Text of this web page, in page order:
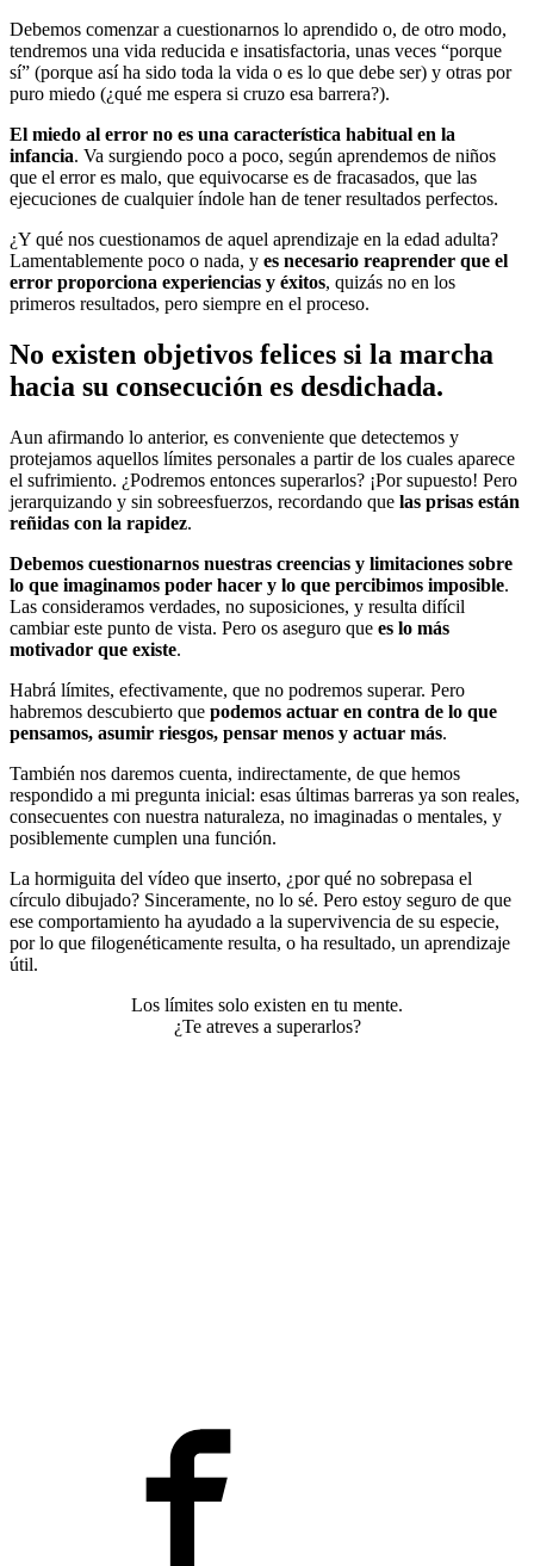
Debemos comenzar a cuestionarnos lo aprendido o, de otro modo,
tendremos una vida reducida e insatisfactoria, unas veces “porque
sí” (porque así ha sido toda la vida o es lo que debe ser) y otras por
puro miedo (¿qué me espera si cruzo esa barrera?).
El miedo al error no es una característica habitual en la
infancia. Va surgiendo poco a poco, según aprendemos de niños
que el error es malo, que equivocarse es de fracasados, que las
ejecuciones de cualquier índole han de tener resultados perfectos.
¿Y qué nos cuestionamos de aquel aprendizaje en la edad adulta?
Lamentablemente poco o nada, y es necesario reaprender que el
error proporciona experiencias y éxitos, quizás no en los
primeros resultados, pero siempre en el proceso.
No existen objetivos felices si la marcha
hacia su consecución es desdichada.
Aun afirmando lo anterior, es conveniente que detectemos y
protejamos aquellos límites personales a partir de los cuales aparece
el sufrimiento. ¿Podremos entonces superarlos? ¡Por supuesto! Pero
jerarquizando y sin sobreesfuerzos, recordando que las prisas están
reñidas con la rapidez.
Debemos cuestionarnos nuestras creencias y limitaciones sobre
lo que imaginamos poder hacer y lo que percibimos imposible.
Las consideramos verdades, no suposiciones, y resulta difícil
cambiar este punto de vista. Pero os aseguro que es lo más
motivador que existe.
Habrá límites, efectivamente, que no podremos superar. Pero
habremos descubierto que podemos actuar en contra de lo que
pensamos, asumir riesgos, pensar menos y actuar más.
También nos daremos cuenta, indirectamente, de que hemos
respondido a mi pregunta inicial: esas últimas barreras ya son reales,
consecuentes con nuestra naturaleza, no imaginadas o mentales, y
posiblemente cumplen una función.
La hormiguita del vídeo que inserto, ¿por qué no sobrepasa el
círculo dibujado? Sinceramente, no lo sé. Pero estoy seguro de que
ese comportamiento ha ayudado a la supervivencia de su especie,
por lo que filogenéticamente resulta, o ha resultado, un aprendizaje
útil.
Los límites solo existen en tu mente.
¿Te atreves a superarlos?